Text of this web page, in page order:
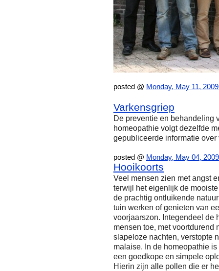
posted @ Monday, May 11,
Varkensgriep
De preventie en behandeling
homeopathie volgt dezelfde
gepubliceerde informatie
posted @ Monday, May 04,
Hooikoorts
Veel mensen zien met angst
terwijl het eigenlijk de
de prachtig ontluikende
tuin werken of genieten van
voorjaarszon. Integendeel de
mensen toe, met voortdurend
slapeloze nachten, verstopte
malaise. In de homeopathie
een goedkope en simpele
Hierin zijn alle pollen die er